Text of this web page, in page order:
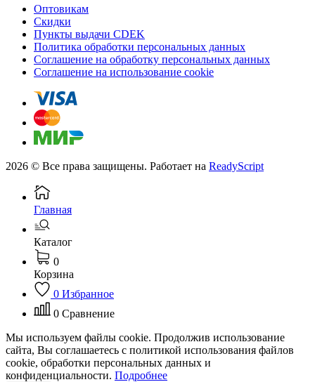
Оптовикам
Скидки
Пункты выдачи CDEK
Политика обработки персональных данных
Соглашение на обработку персональных данных
Соглашение на использование cookie
2026 © Все права защищены. Работает на ReadyScript
Главная
Каталог
0
Корзина
0 Избранное
0 Сравнение
Мы используем файлы cookie. Продолжив использование
сайта, Вы соглашаетесь с политикой использования файлов
cookie, обработки персональных данных и
конфиденциальности. Подробнее